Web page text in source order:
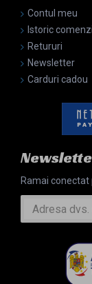
Contul meu
Istoric comenzi
Retururi
Newsletter
Carduri cadou
Ramai